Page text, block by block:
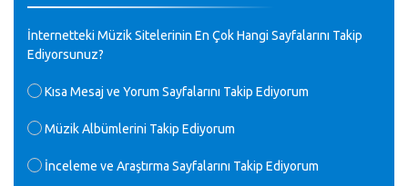
M.Semih Baylan - 08.01.2023
♪
Değerli Müfit hocama en içten sevgi saygılarımı iletin
yaptım.1994 yılında derginin bu daldaki ödülüne layık
görülmüştüm evde yıllar sonra plaketi buldum hadi bir
de verdiği ödülü değerli hocam arşivinde fotoğraf larımız ile
İnternetteki Müzik Sitelerinin En Çok Hangi Sayfalarını Takip
Ediyorsunuz?
Kısa Mesaj ve Yorum Sayfalarını Takip Ediyorum
Müzik Albümlerini Takip Ediyorum
İnceleme ve Araştırma Sayfalarını Takip Ediyorum